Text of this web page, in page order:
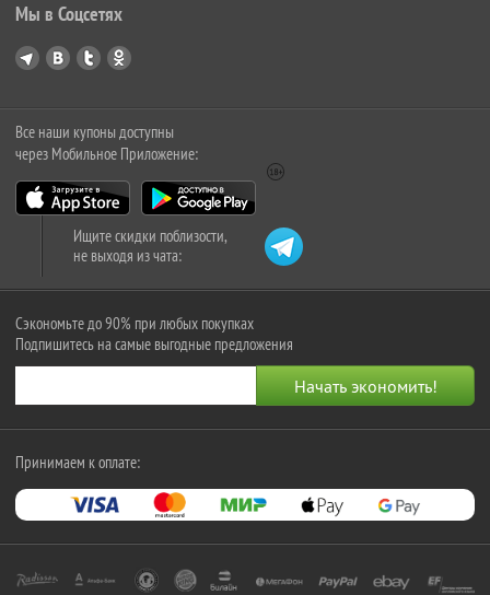
Мы в Соцсетях
Все наши купоны доступны
через Мобильное Приложение:
Ищите скидки поблизости,
не выходя из чата:
Сэкономьте до 90% при любых покупках
Подпишитесь на самые выгодные предложения
Принимаем к оплате: